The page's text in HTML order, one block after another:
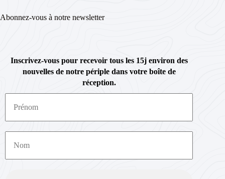
Abonnez-vous à notre newsletter
Inscrivez-vous pour recevoir tous les 15j environ des
nouvelles de notre périple dans votre boîte de
réception.